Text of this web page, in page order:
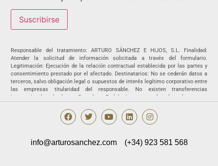
Responsable del tratamiento: ARTURO SÁNCHEZ E HIJOS, S.L. Finalidad:
Atender la solicitud de información solicitada a través del formulario.
Legitimación: Ejecución de la relación contractual establecida por las partes y
consentimiento prestado por el afectado. Destinatarios: No se cederán datos a
terceros, salvo obligación legal o supuestos de interés legítimo corporativo entre
las empresas titularidad del responsable. No existen transferencias
internacionales de datos. Derechos: Podrá ejercer sus derechos de acceso,
no ser objeto de una decisión basada únicamente en el tratamiento de datos
automatizado, incluida la elaboración de perfiles, así como revocar los
info@arturosanchez.com tal y como se indica en lapolítica de privacidad.
info@arturosanchez.com (+34) 923 581 568